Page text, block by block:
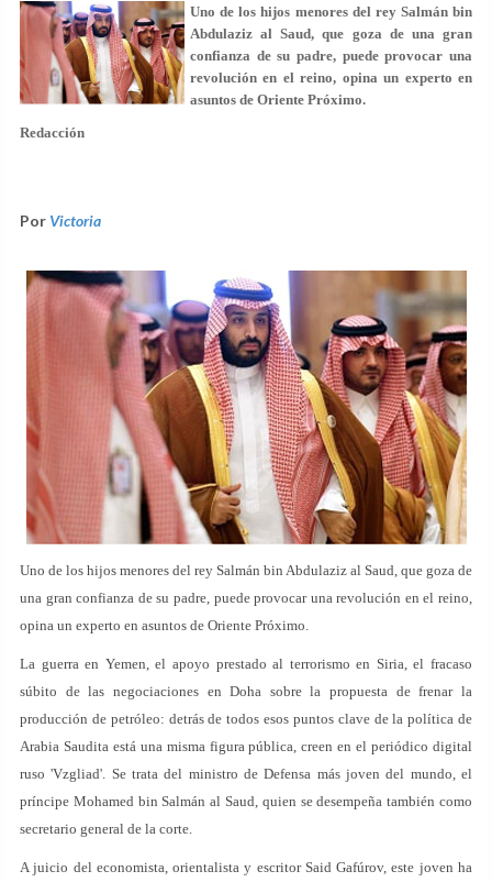
Uno de los hijos menores del rey Salmán bin
Abdulaziz al Saud, que goza de una gran
confianza de su padre, puede provocar una
revolución en el reino, opina un experto en
asuntos de Oriente Próximo.
Redacción
Por Victoria
Uno de los hijos menores del rey Salmán bin Abdulaziz al Saud, que goza de
una gran confianza de su padre, puede provocar una revolución en el reino,
opina un experto en asuntos de Oriente Próximo.
La guerra en Yemen, el apoyo prestado al terrorismo en Siria, el fracaso
súbito de las negociaciones en Doha sobre la propuesta de frenar la
producción de petróleo: detrás de todos esos puntos clave de la política de
Arabia Saudita está una misma figura pública, creen en el periódico digital
ruso 'Vzgliad'. Se trata del ministro de Defensa más joven del mundo, el
príncipe Mohamed bin Salmán al Saud, quien se desempeña también como
secretario general de la corte.
A juicio del economista, orientalista y escritor Said Gafúrov, este joven ha